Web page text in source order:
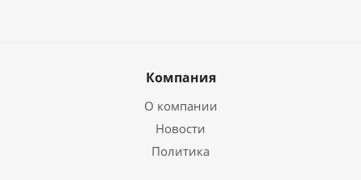
Компания
О компании
Новости
Политика